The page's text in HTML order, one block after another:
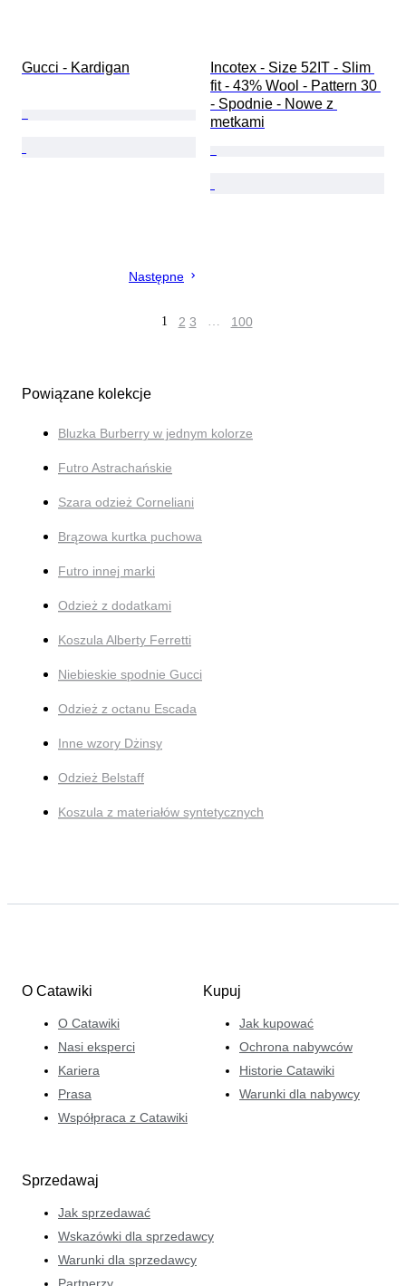
Gucci - Kardigan
Incotex - Size 52IT - Slim
fit - 43% Wool - Pattern 30
- Spodnie - Nowe z
metkami
Następne
1 2 3 … 100
Powiązane kolekcje
Bluzka Burberry w jednym kolorze
Futro Astrachańskie
Szara odzież Corneliani
Brązowa kurtka puchowa
Futro innej marki
Odzież z dodatkami
Koszula Alberty Ferretti
Niebieskie spodnie Gucci
Odzież z octanu Escada
Inne wzory Dżinsy
Odzież Belstaff
Koszula z materiałów syntetycznych
O Catawiki
O Catawiki
Nasi eksperci
Kariera
Prasa
Współpraca z Catawiki
Kupuj
Jak kupować
Ochrona nabywców
Historie Catawiki
Warunki dla nabywcy
Sprzedawaj
Jak sprzedawać
Wskazówki dla sprzedawcy
Warunki dla sprzedawcy